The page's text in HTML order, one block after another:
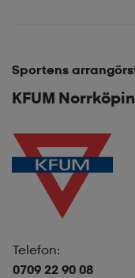
Sportens
KFUM
Telefon:
0709 22 90 08